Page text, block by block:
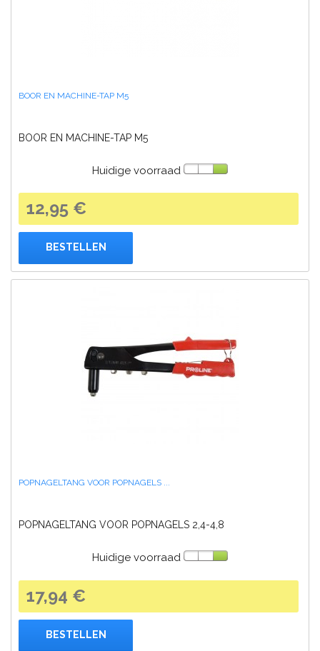
BOOR EN MACHINE-TAP M5
BOOR EN MACHINE-TAP M5
Huidige voorraad
12,95 €
BESTELLEN
POPNAGELTANG VOOR POPNAGELS ...
POPNAGELTANG VOOR POPNAGELS 2,4-4,8
Huidige voorraad
17,94 €
BESTELLEN